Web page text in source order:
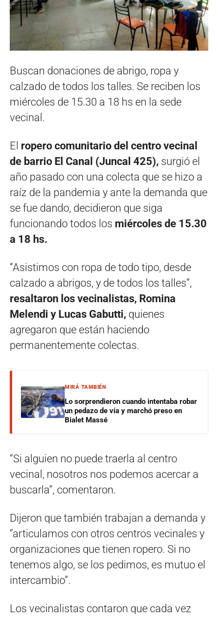
Buscan donaciones de abrigo, ropa y
calzado de todos los talles. Se reciben los
miércoles de 15.30 a 18 hs en la sede
vecinal.
El ropero comunitario del centro vecinal
de barrio El Canal (Juncal 425), surgió el
año pasado con una colecta que se hizo a
raíz de la pandemia y ante la demanda que
se fue dando, decidieron que siga
funcionando todos los miércoles de 15.30
a 18 hs.
“Asistimos con ropa de todo tipo, desde
calzado a abrigos, y de todos los talles”,
resaltaron los vecinalistas, Romina
Melendi y Lucas Gabutti, quienes
agregaron que están haciendo
permanentemente colectas.
MIRÁ TAMBIÉN
Lo sorprendieron cuando intentaba robar
un pedazo de vía y marchó preso en
Bialet Massé
“Si alguien no puede traerla al centro
vecinal, nosotros nos podemos acercar a
buscarla”, comentaron.
Dijeron que también trabajan a demanda y
“articulamos con otros centros vecinales y
organizaciones que tienen ropero. Si no
tenemos algo, se los pedimos, es mutuo el
intercambio”.
Los vecinalistas contaron que cada vez